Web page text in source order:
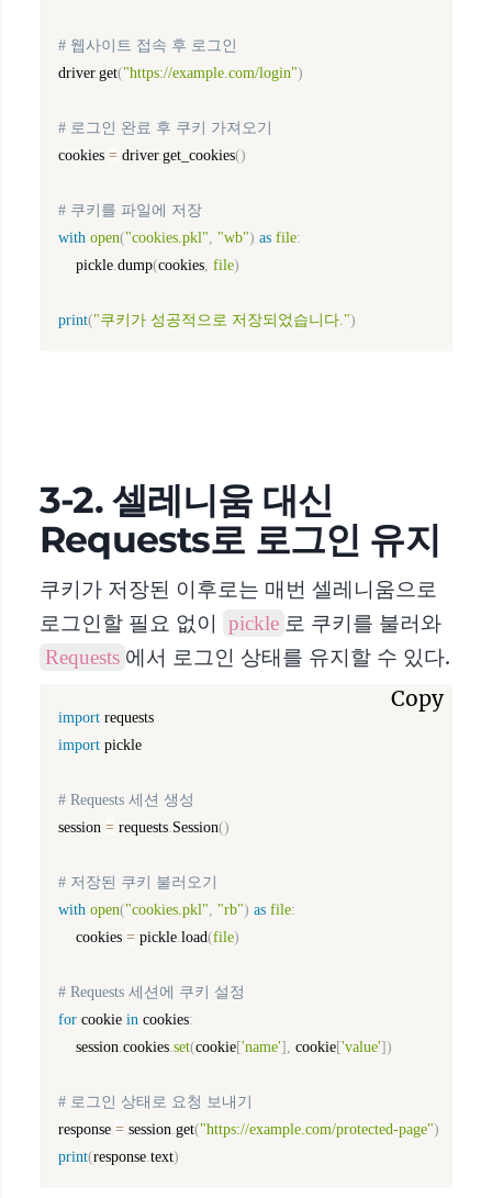
# 웹사이트 접속 후 로그인
driver.get("https://example.com/login")
# 로그인 완료 후 쿠키 가져오기
cookies = driver.get_cookies()
# 쿠키를 파일에 저장
with open("cookies.pkl" "wb") as file:
    pickle
.dump(cookies file)
print("쿠키가 성공적으로 저장되었습니다.")
3-2. 셀레니움 대신
Requests로 로그인 유지
쿠키가 저장된 이후로는 매번 셀레니움으로
로그인할 필요 없이
pickle 로 쿠키를 불러와
Requests 에서 로그인 상태를 유지할 수 있다.
import
import pickle
# Requests 세션 생성
session = requests Session()
# 저장된 쿠키 불러오기
with open("cookies.pkl" "rb") as file:
    cookies
= pickle .load(file)
# Requests 세션에 쿠키 설정
for cookie in cookies:
    session
.cookies .set(cookie['name'] cookie['value'])
# 로그인 상태로 요청 보내기
response = session .get("https://example.com/protected-page")
print(response .text)
Copy